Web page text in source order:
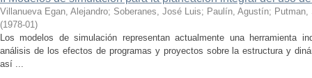
Villanueva Egan, Alejandro; Soberanes, José Luis; Paulín, Agustín; Putman,
(1978-01)
Los modelos de simulación representan actualmente una herramienta
análisis de los efectos de programas y proyectos sobre la estructura y
así ...